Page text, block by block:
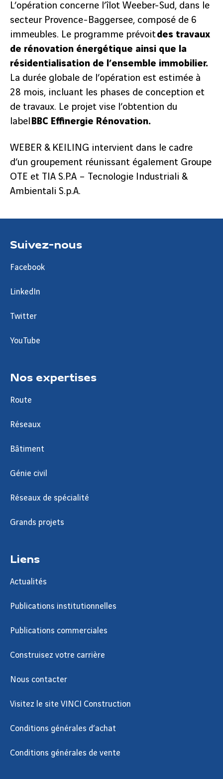
L’opération concerne l’îlot Weeber-Sud, dans le
secteur Provence-Baggersee, composé de 6
immeubles. Le programme prévoitdes travaux
de rénovation énergétique ainsi que la
résidentialisation de l’ensemble immobilier.
La durée globale de l’opération est estimée à
28 mois, incluant les phases de conception et
de travaux. Le projet vise l’obtention du
label BBC Effinergie Rénovation.
WEBER & KEILING intervient dans le cadre
d’un groupement réunissant également Groupe
OTE et TIA S.P.A – Tecnologie Industriali &
Ambientali S.p.A.
Suivez-nous
Facebook
LinkedIn
Twitter
YouTube
Nos expertises
Route
Réseaux
Bâtiment
Génie civil
Réseaux de spécialité
Grands projets
Liens
Actualités
Publications institutionnelles
Publications commerciales
Construisez votre carrière
Nous contacter
Visitez le site VINCI Construction
Conditions générales d’achat
Conditions générales de vente